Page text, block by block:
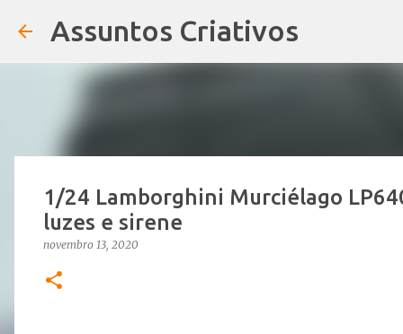
Assuntos Criativos
1/24 Lamborghini Murciélago
luzes e sirene
novembro 13, 2020